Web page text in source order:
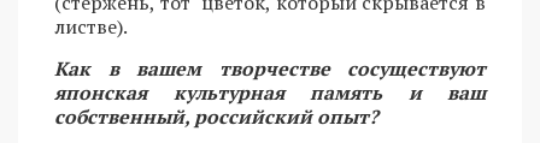
листве).
Как в вашем творчестве сосуществуют
японская культурная память и ваш
собственный, российский опыт?